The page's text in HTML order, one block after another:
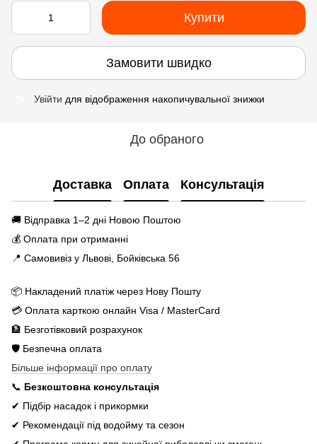
Купити
Замовити швидко
Увійти для відображення накопичувальної знижки
До обраного
Доставка Оплата Консультація
🚚 Відправка 1–2 дні Новою Поштою
💰 Оплата при отриманні
📍 Самовивіз у Львові, Бойківська 56
📦 Накладений платіж через Нову Пошту
💳 Оплата карткою онлайн Visa / MasterCard
🏦 Безготівковий розрахунок
🛡️ Безпечна оплата
Більше інформації про оплату
📞 Безкоштовна консультація
✔ Підбір насадок і прикормки
✔ Рекомендації під водойму та сезон